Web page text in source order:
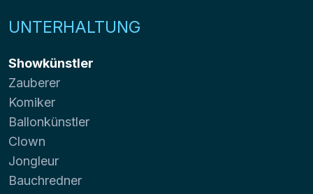
UNTERHALTUNG
Showkünstler
Zauberer
Komiker
Ballonkünstler
Clown
Jongleur
Bauchredner